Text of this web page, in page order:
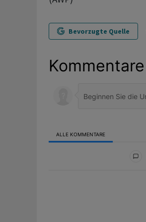
Bevorzugte Quelle
Kommentare
ALLE KOMMENTARE